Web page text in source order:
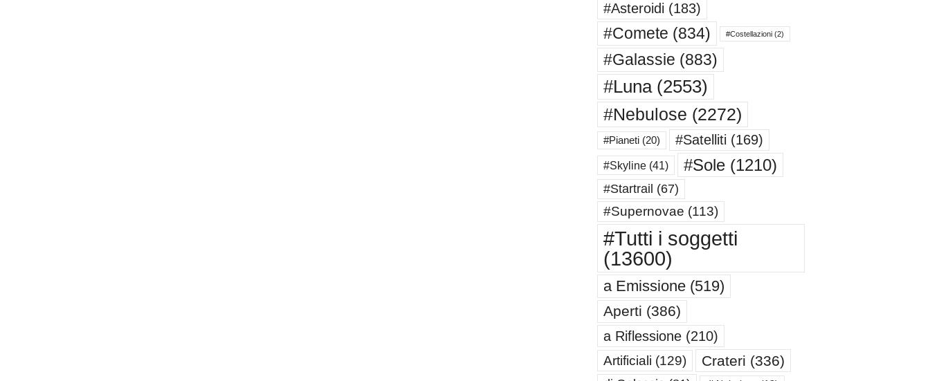
#Asteroidi (183)
#Comete (834) #Costellazioni(2)
#Galassie (883)
#Luna(2553)
#Nebulose (2272)
#Pianeti(20) #Satelliti (169)
#Skyline(41) #Sole(1210)
#Startrail (67)
#Supernovae (113)
#Tutti i soggetti
(13600)
a Emissione(519)
Aperti (386)
a Riflessione(210)
Artificiali (129) Crateri (336)